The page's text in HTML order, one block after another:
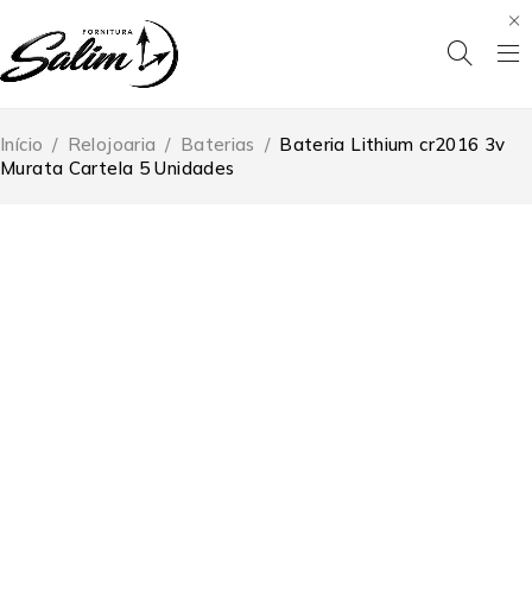
Início / Relojoaria / Baterias / Bateria Lithium cr2016 3v
Murata Cartela 5 Unidades